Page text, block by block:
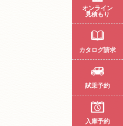
オンライン
見積もり
カタログ請求
試乗予約
入庫予約